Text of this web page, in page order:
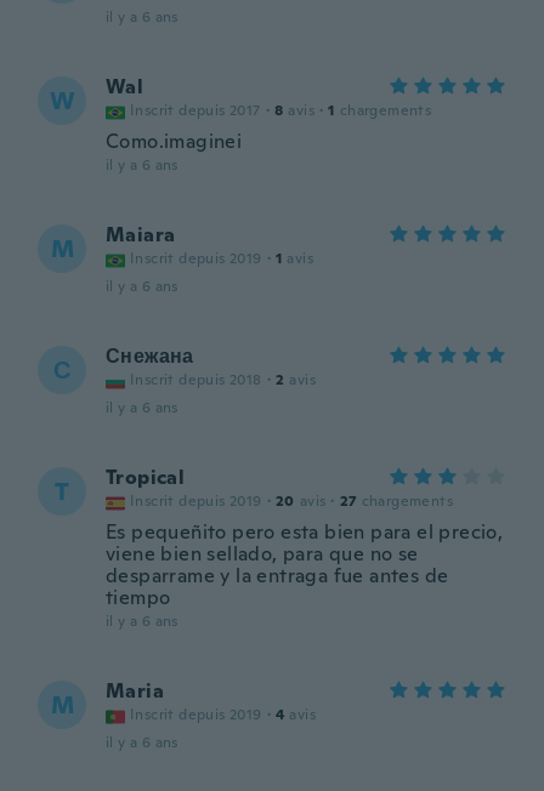
il y a 6 ans
W Wal
Inscrit depuis 2017 · 8 avis · 1 chargements
Como.imaginei
il y a 6 ans
M Maiara
Inscrit depuis 2019 · 1 avis
il y a 6 ans
С Снежана
Inscrit depuis 2018 · 2 avis
il y a 6 ans
T Tropical
Inscrit depuis 2019 · 20 avis · 27 chargements
Es pequeñito pero esta bien para el precio,
viene bien sellado, para que no se
desparrame y la entraga fue antes de
tiempo
il y a 6 ans
M Maria
Inscrit depuis 2019 · 4 avis
il y a 6 ans